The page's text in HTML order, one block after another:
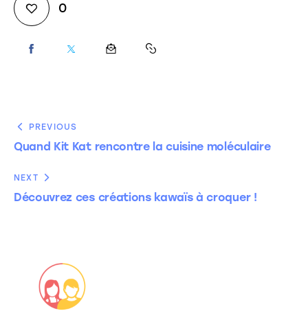
0
PREVIOUS
Quand Kit Kat rencontre la cuisine moléculaire
NEXT
Découvrez ces créations kawaïs à croquer !